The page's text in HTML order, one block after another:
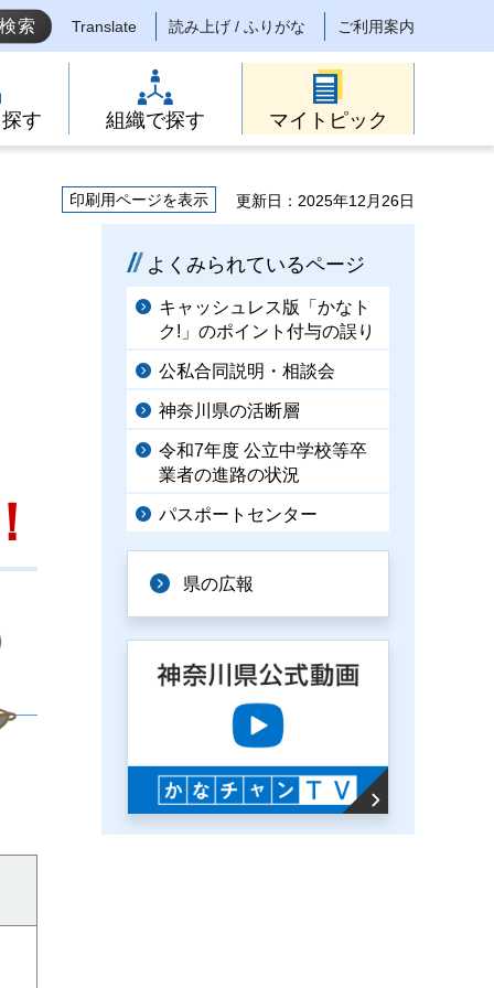
Translate 読み上げ / ふりがな ご利用案内
す 組織で探す マイトピック
印刷用ページを表示 更新日：2025年12月26日
よくみられているページ
キャッシュレス版「かなト
ク!」のポイント付与の誤り
公私合同説明・相談会
神奈川県の活断層
令和7年度 公立中学校等卒
業者の進路の状況
パスポートセンター
県の広報